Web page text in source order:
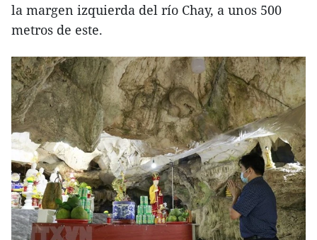
la margen izquierda del río Chay, a unos 500
metros de este.